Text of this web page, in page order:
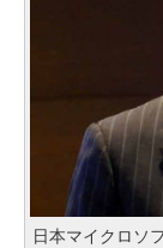
日本マイクロソ